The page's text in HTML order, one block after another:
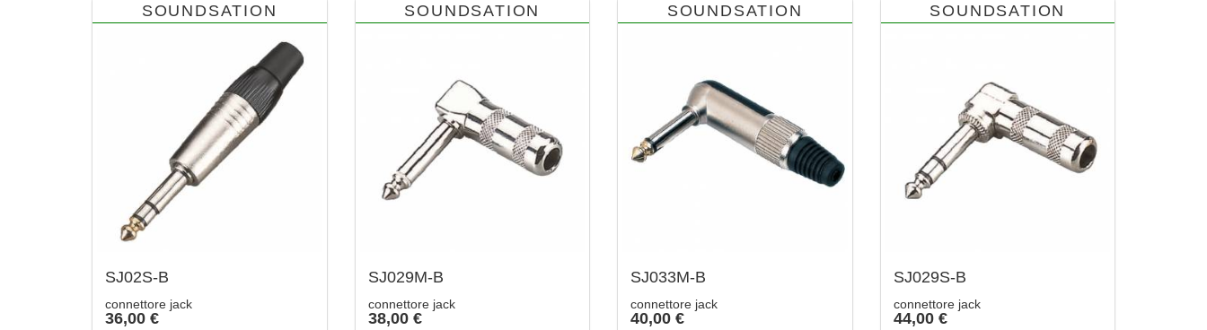
SOUNDSATION
SJ02S-B
connettore jack
36,00 €
SOUNDSATION
SJ029M-B
connettore jack
38,00 €
SOUNDSATION
SJ033M-B
connettore jack
40,00 €
SOUNDSATION
SJ029S-B
connettore jack
44,00 €